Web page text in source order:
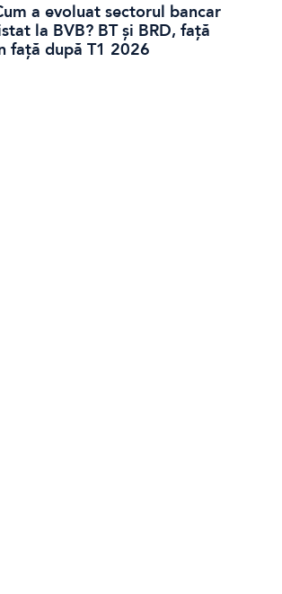
a evoluat sectorul bancar
la BVB? BT și BRD, față
față după T1 2026